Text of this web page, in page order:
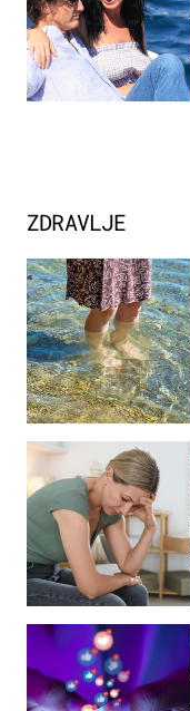
ZDRAVLJE